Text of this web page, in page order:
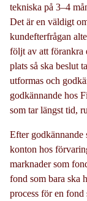
tekniska på 3–4
Det är en väldigt
kundefterfrågan
följt av att förankra
plats så ska beslut
utformas och
godkännande hos
som tar längst tid,
Efter godkännande
konton hos
marknader som
fond som bara ska
process för en